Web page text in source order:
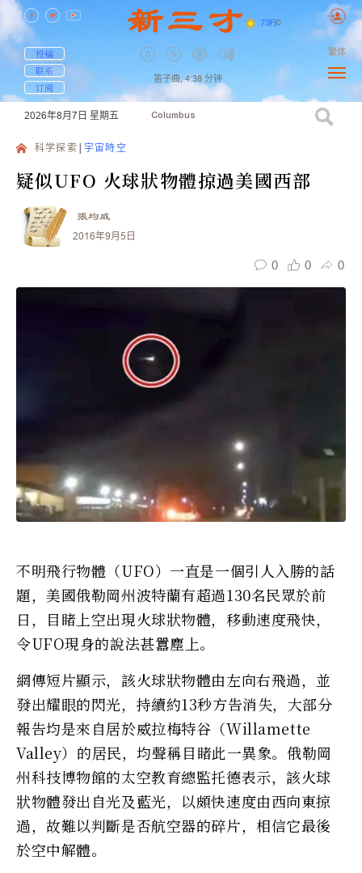
73F| C
投稿
联系
订阅
笛子曲, 4:38 分钟
繁体
2026年8月7日 星期五 Columbus
科学探索 宇宙時空
疑似UFO 火球狀物體掠過美國西部
張均威
2016年9月5日
0 0 0
不明飛行物體（UFO）一直是一個引人入勝的話
題，美國俄勒岡州波特蘭有超過130名民眾於前
日，目睹上空出現火球狀物體，移動速度飛快，
令UFO現身的說法甚囂塵上。
網傳短片顯示，該火球狀物體由左向右飛過，並
發出耀眼的閃光，持續約13秒方告消失，大部分
報告均是來自居於威拉梅特谷（Willamette
Valley）的居民，均聲稱目睹此一異象。俄勒岡
州科技博物館的太空教育總監托德表示，該火球
狀物體發出自光及藍光，以頗快速度由西向東掠
過，故難以判斷是否航空器的碎片，相信它最後
於空中解體。